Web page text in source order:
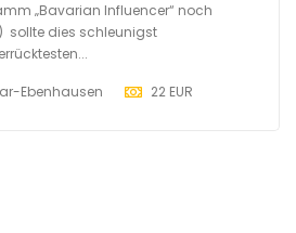
„Bavarian Influencer“ noch
sollte dies schleunigst
Ebenhausen 22 EUR